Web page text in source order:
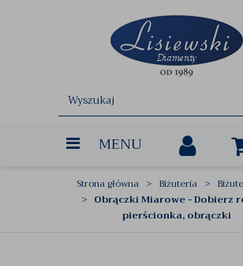
MENU
Strona główna Biżuteria
Obrączki Miarowe - Dobierz
pierścionka, obrączki